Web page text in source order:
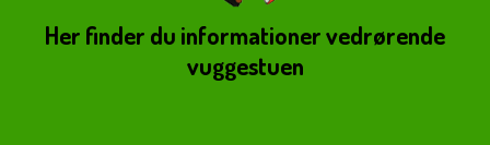
Her finder du informationer vedrørende
vuggestuen